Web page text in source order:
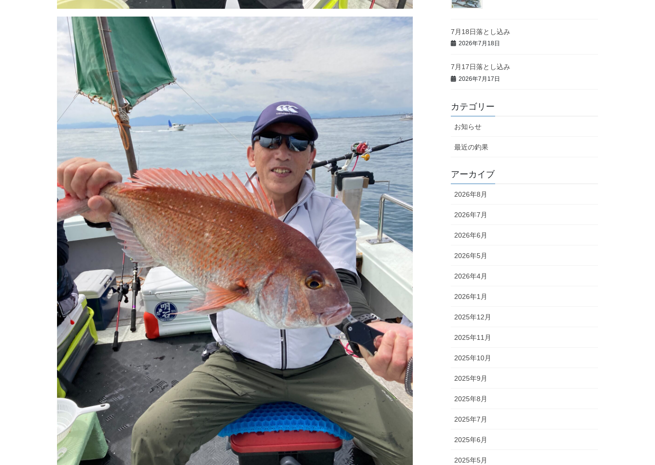
7月18日落とし込み
2026年7月18日
7月17日落とし込み
2026年7月17日
カテゴリー
お知らせ
最近の釣果
アーカイブ
2026年8月
2026年7月
2026年6月
2026年5月
2026年4月
2026年1月
2025年12月
2025年11月
2025年10月
2025年9月
2025年8月
2025年7月
2025年6月
2025年5月